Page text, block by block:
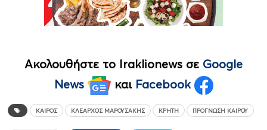
Ακολουθήστε το Iraklionews σε Google
News
και Facebook
ΚΑΙΡΌΣ ΚΛΈΑΡΧΟΣ ΜΑΡΟΥΣΆΚΗΣ ΚΡΉΤΗ ΠΡΌΓΝΩΣΗ ΚΑΙΡΟΎ